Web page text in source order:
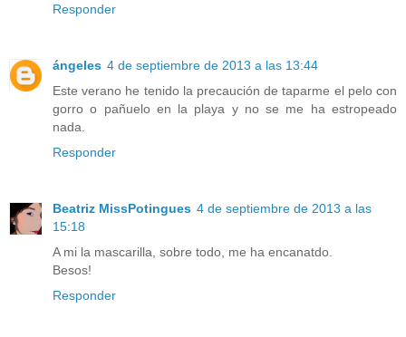
Responder
ángeles 4 de septiembre de 2013 a las 13:44
Este verano he tenido la precaución de taparme el pelo con
gorro o pañuelo en la playa y no se me ha estropeado
nada.
Responder
Beatriz MissPotingues 4 de septiembre de 2013 a las
15:18
A mi la mascarilla, sobre todo, me ha encanatdo.
Besos!
Responder